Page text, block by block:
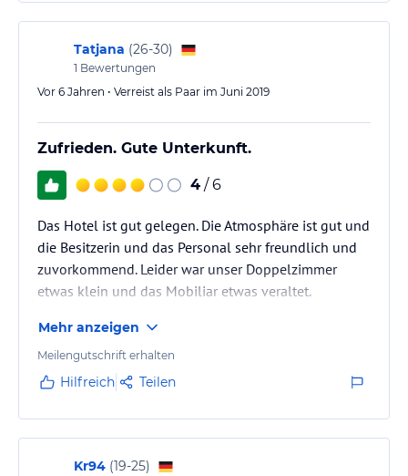
Tatjana (26-30)
1 Bewertungen
Vor 6 Jahren • Verreist als Paar im Juni 2019
Zufrieden. Gute Unterkunft.
4 / 6
Das Hotel ist gut gelegen. Die Atmosphäre ist gut und
die Besitzerin und das Personal sehr freundlich und
zuvorkommend. Leider war unser Doppelzimmer
etwas klein und das Mobiliar etwas veraltet.
zum Flur hin. Dennoch war alles sehr sauber und das
Frühstück sehr gut. Das Preis-Leistungs-Verhältnis hat
für uns gestimmt. Wir waren zufrieden.
Mehr anzeigen
Meilengutschrift erhalten
Hilfreich Teilen
Kr94 (19-25)